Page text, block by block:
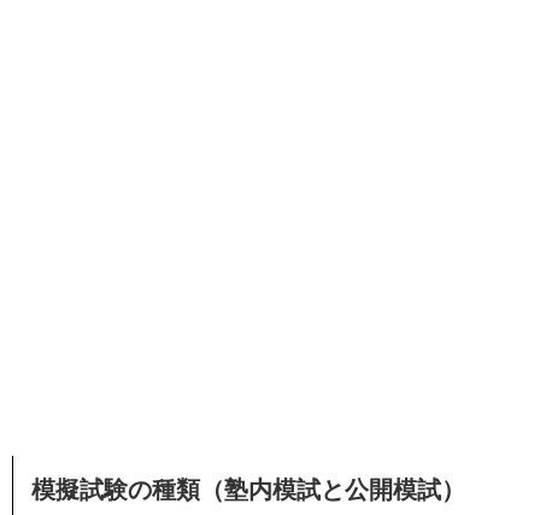
模擬試験の種類（塾内模試と公開模試）